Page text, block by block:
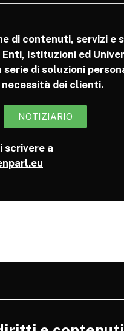
di contenuti, servizi e
Istituzioni ed
serie di soluzioni
dei clienti.
NOTIZIARIO
scrivere a